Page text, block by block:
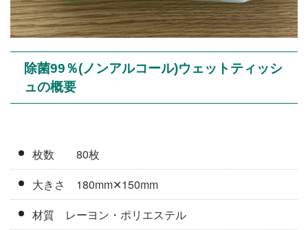
除菌99％(ノンアルコール)ウェットティッシ
ュの概要
枚数 80枚
大きさ 180mm✕150mm
材質 レーヨン・ポリエステル